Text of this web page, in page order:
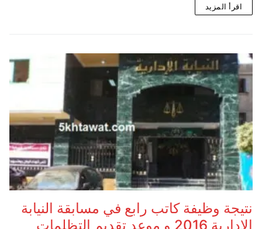
اقرأ المزيد
نتيجة وظيفة كاتب رابع في مسابقة النيابة
الادارية 2016 و موعد تقديم التظلمات